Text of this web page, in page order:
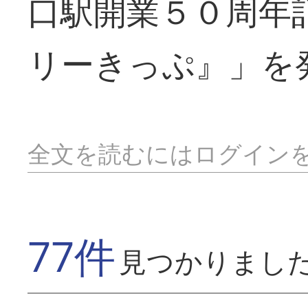
口駅開業５０周年
リーきっぷ』」
全文を読むにはログイン
77件 見つかりまし